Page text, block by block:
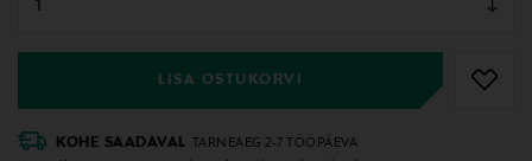
LISA OSTUKORVI
KOHE SAADAVAL TARNEAEG 2-7 TÖÖPÄEVA